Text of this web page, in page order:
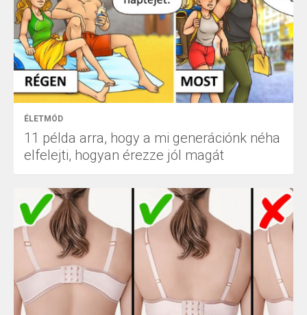
ÉLETMÓD
11 példa arra, hogy a mi generációnk néha
elfelejti, hogyan érezze jól magát